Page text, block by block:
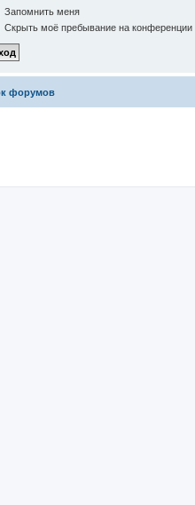
Запомнить меня
Скрыть моё пребывание на конференции
форумов